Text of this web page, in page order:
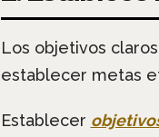
Los objetivos
establecer metas
Establecer